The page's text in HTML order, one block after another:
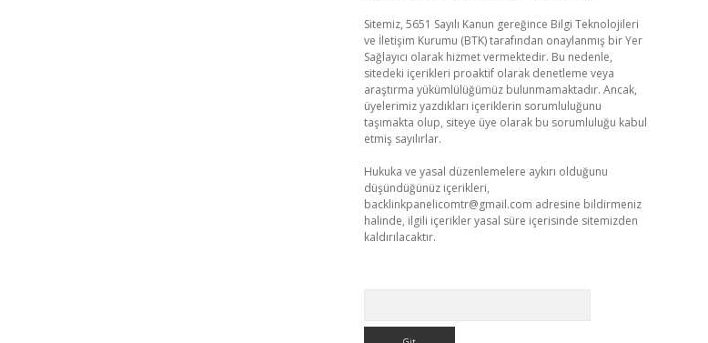
Sitemiz, 5651 Sayılı Kanun gereğince Bilgi Teknolojileri
ve İletişim Kurumu (BTK) tarafından onaylanmış bir Yer
Sağlayıcı olarak hizmet vermektedir. Bu nedenle,
sitedeki içerikleri proaktif olarak denetleme veya
araştırma yükümlülüğümüz bulunmamaktadır. Ancak,
üyelerimiz yazdıkları içeriklerin sorumluluğunu
taşımakta olup, siteye üye olarak bu sorumluluğu kabul
etmiş sayılırlar.
Hukuka ve yasal düzenlemelere aykırı olduğunu
düşündüğünüz içerikleri,
backlinkpanelicomtr@gmail.com adresine bildirmeniz
halinde, ilgili içerikler yasal süre içerisinde sitemizden
kaldırılacaktır.